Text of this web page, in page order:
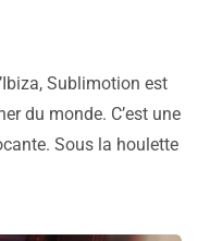
Sublimotion est
du monde. C’est une
Sous la houlette